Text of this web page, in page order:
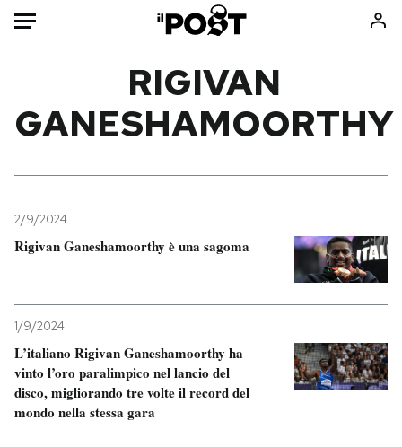
HOME
Mondo
Tecnologia
Internet
Cultura
Economia
Sport
Libri
Ok Boomer!
Europa
Mondiali calcio 2026
RIGIVAN
GANESHAMOORTHY
2/9/2024
Rigivan Ganeshamoorthy è una sagoma
1/9/2024
L’italiano Rigivan Ganeshamoorthy ha
vinto l’oro paralimpico nel lancio del
disco, migliorando tre volte il record del
mondo nella stessa gara